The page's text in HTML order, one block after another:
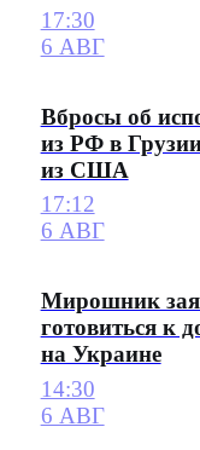
17:30
6 АВГ
Вбросы об
из РФ в
из США
17:12
6 АВГ
Мирошник
готовиться к
на Украине
14:30
6 АВГ